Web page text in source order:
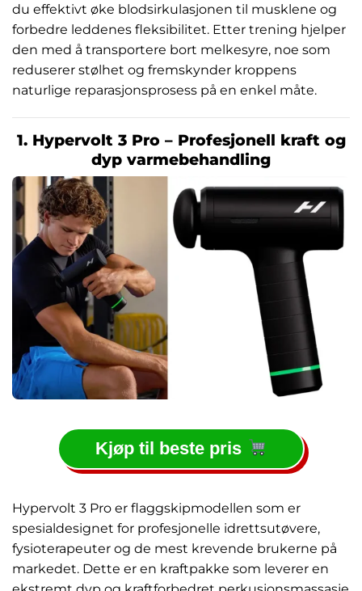
du effektivt øke blodsirkulasjonen til musklene og
forbedre leddenes fleksibilitet. Etter trening hjelper
den med å transportere bort melkesyre, noe som
reduserer stølhet og fremskynder kroppens
naturlige reparasjonsprosess på en enkel måte.
1. Hypervolt 3 Pro – Profesjonell kraft og
dyp varmebehandling
Kjøp til beste pris
Hypervolt 3 Pro er flaggskipmodellen som er
spesialdesignet for profesjonelle idrettsutøvere,
fysioterapeuter og de mest krevende brukerne på
markedet. Dette er en kraftpakke som leverer en